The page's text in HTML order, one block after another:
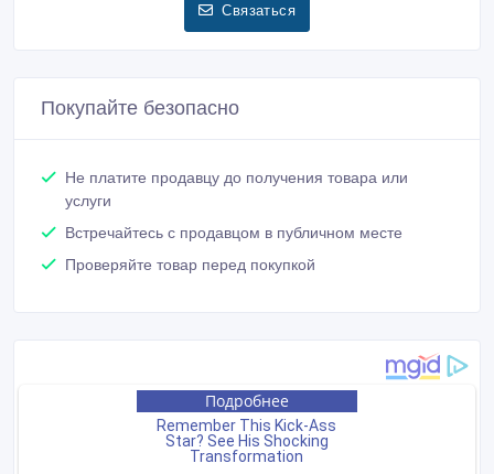
Связаться
Покупайте безопасно
Не платите продавцу до получения товара или
услуги
Встречайтесь с продавцом в публичном месте
Проверяйте товар перед покупкой